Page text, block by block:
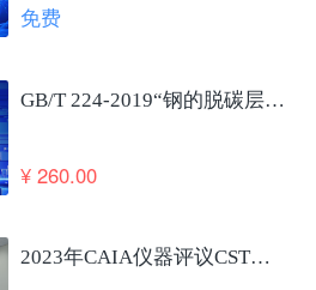
免费
GB/T 224-2019“钢的脱碳层深度测定法”笔试考核
¥ 260.00
2023年CAIA仪器评议CSTM仪器使役性能合格评定发布会